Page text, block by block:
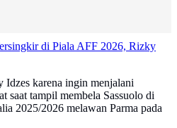
di Piala AFF 2026, Rizky
Idzes karena ingin menjalani
saat tampil membela Sassuolo di
2025/2026 melawan Parma pada